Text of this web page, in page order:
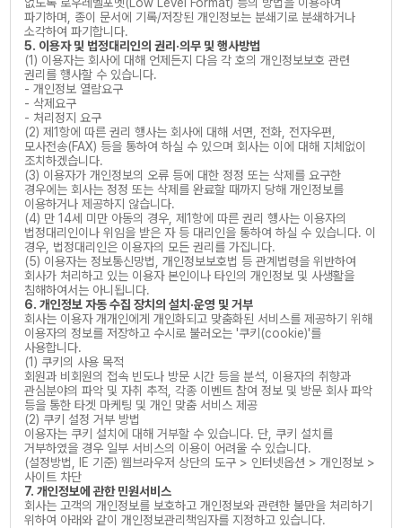
파기하며, 종이 문서에 기록/저장된 개인정보는 분쇄기로 분쇄하거나
소각하여 파기합니다.
5. 이용자 및 법정대리인의 권리·의무 및 행사방법
(1) 이용자는 회사에 대해 언제든지 다음 각 호의 개인정보보호 관련
권리를 행사할 수 있습니다.
- 개인정보 열람요구
- 삭제요구
- 처리정지 요구
(2) 제1항에 따른 권리 행사는 회사에 대해 서면, 전화, 전자우편,
모사전송(FAX) 등을 통하여 하실 수 있으며 회사는 이에 대해 지체없이
조치하겠습니다.
(3) 이용자가 개인정보의 오류 등에 대한 정정 또는 삭제를 요구한
경우에는 회사는 정정 또는 삭제를 완료할 때까지 당해 개인정보를
이용하거나 제공하지 않습니다.
(4) 만 14세 미만 아동의 경우, 제1항에 따른 권리 행사는 이용자의
법정대리인이나 위임을 받은 자 등 대리인을 통하여 하실 수 있습니다. 이
경우, 법정대리인은 이용자의 모든 권리를 가집니다.
(5) 이용자는 정보통신망법, 개인정보보호법 등 관계법령을 위반하여
회사가 처리하고 있는 이용자 본인이나 타인의 개인정보 및 사생활을
침해하여서는 아니됩니다.
6. 개인정보 자동 수집 장치의 설치·운영 및 거부
회사는 이용자 개개인에게 개인화되고 맞춤화된 서비스를 제공하기 위해
이용자의 정보를 저장하고 수시로 불러오는 '쿠키(cookie)'를
사용합니다.
(1) 쿠키의 사용 목적
회원과 비회원의 접속 빈도나 방문 시간 등을 분석, 이용자의 취향과
관심분야의 파악 및 자취 추적, 각종 이벤트 참여 정보 및 방문 회사 파악
등을 통한 타겟 마케팅 및 개인 맞춤 서비스 제공
(2) 쿠키 설정 거부 방법
이용자는 쿠키 설치에 대해 거부할 수 있습니다. 단, 쿠키 설치를
거부하였을 경우 일부 서비스의 이용이 어려울 수 있습니다.
(설정방법, IE 기준) 웹브라우저 상단의 도구 > 인터넷옵션 > 개인정보 >
사이트 차단
7. 개인정보에 관한 민원서비스
회사는 고객의 개인정보를 보호하고 개인정보와 관련한 불만을 처리하기
위하여 아래와 같이 개인정보관리책임자를 지정하고 있습니다.